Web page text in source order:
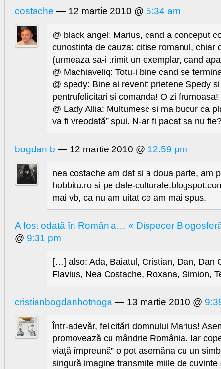
costache — 12 martie 2010 @ 5:34 am
@ black angel: Marius, cand a conceput
cunostinta de cauza: citise romanul, chiar
(urmeaza sa-i trimit un exemplar, cand
@ Machiaveliq: Totu-i bine cand se
@ spedy: Bine ai revenit prietene Spedy
pentrufelicitari si comanda! O zi frumoasa!
@ Lady Allia: Multumesc si ma bucur ca
va fi vreodată” spui. N-ar fi pacat sa nu fie?
bogdan b — 12 martie 2010 @ 12:59 pm
nea costache am dat si a doua parte, am
hobbitu.ro si pe dale-
mai vb, ca nu am uitat ce am mai spus.
A fost odată în România… « Dispecer
@ 9:31 pm
[…] also: Ada, Baiatul, Cristian, Dan, Dan
Flavius, Nea Costache, Roxana, Simion,
cristianbogdanhotnoga — 13 martie 2010 @
Într-adevăr, felicitări domnului Marius!
promovează cu mândrie România. Iar
viaţă împreună” o pot asemăna cu un
singură imagine transmite miile de cuvinte